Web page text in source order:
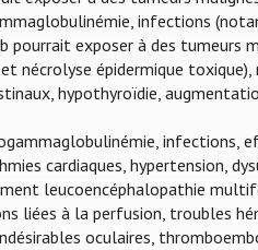
infections
exposer à des tumeurs
nécrolyse épidermique
hypothyroïdie,
infections,
cardiaques, hypertension,
leucoencéphalopathie
liées à la perfusion, troubles
oculaires,